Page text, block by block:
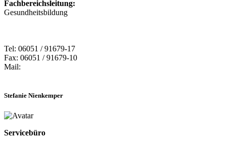
Fachbereichsleitung:
Gesundheitsbildung
Tel: 06051 / 91679-17
Fax: 06051 / 91679-10
Mail:
Stefanie Nienkemper
Servicebüro